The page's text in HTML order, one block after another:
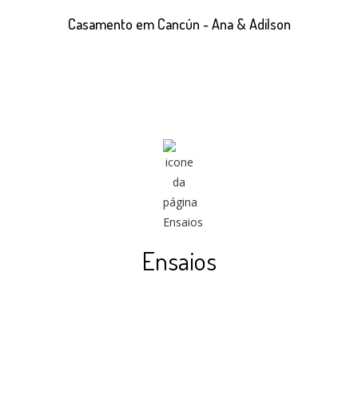
Casamento em Cancún - Ana & Adilson
Ensaios